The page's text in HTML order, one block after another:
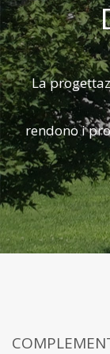
La
rendono i